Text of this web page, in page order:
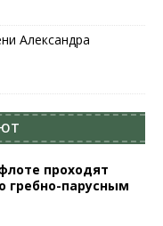
Александра
проходят
гребно-парусным